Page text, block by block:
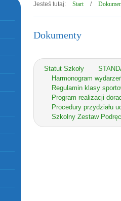
obiektywie.
Jesteś tutaj: Start /
Dokumenty
Statut Szkoły
Harmonogram
Regulamin klasy
Program realizacji
Procedury przydziału
Szkolny Zestaw